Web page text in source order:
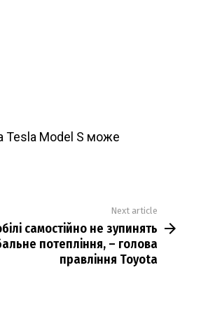
Tesla Model S може
Next article
самостійно не зупинять
потепління, – голова
правління Toyota